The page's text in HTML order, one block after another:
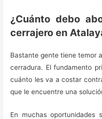
¿Cuánto debo
cerrajero en
Bastante gente tiene temor
cerradura. El fundamento
cuánto les va a costar
que le encuentre una
En muchas oportunidades